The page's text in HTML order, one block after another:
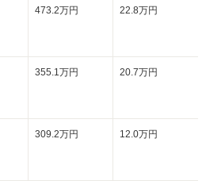
473.2万円 22.8万円
355.1万円 20.7万円
309.2万円 12.0万円